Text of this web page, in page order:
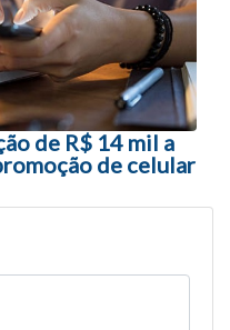
de R$ 14 mil a
de celular